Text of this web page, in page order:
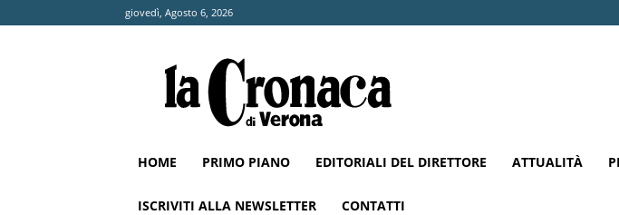
giovedì, Agosto 6, 2026
Cronaca
di
Verona
HOME PRIMO PIANO EDITORIALI DEL DIRETTORE ATTUALITÀ
ISCRIVITI ALLA NEWSLETTER CONTATTI